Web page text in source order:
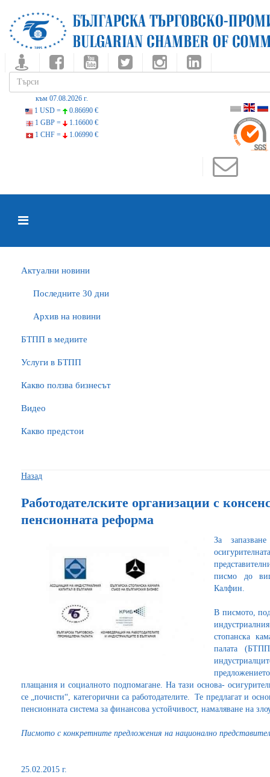
към 07.08.2026 г.
1 USD =
0.86690 €
1 GBP =
1.16600 €
1 CHF =
1.06990 €
Актуални новини
Последните 30 дни
Архив на новини
БTПП в медиите
Услуги в БТПП
Какво ползва бизнесът
Видео
Какво предстои
Назад
Работодателските организации с
пенсионната реформа
За
писмо до
Калфин.
В писмото,
стопанска
палата
плащания и социалното подпомагане. На тази основа-
се „почисти“, категорични са работодателите. Те предлагат и
пенсионната система за финансова устойчивост, намаляване на
Писмото с конкретните предложения на национално
25.02.2015 г.